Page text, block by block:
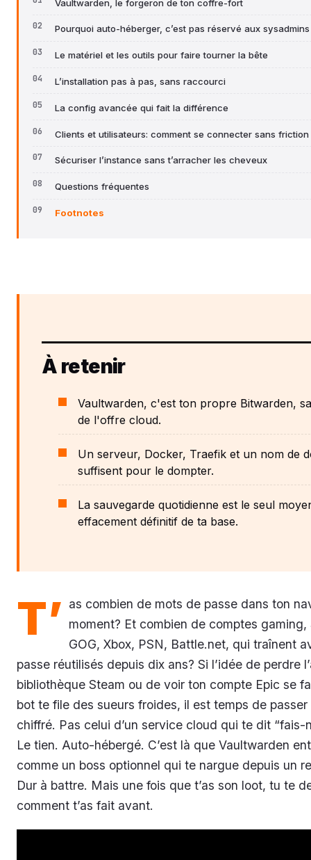
Vaultwarden, le forgeron de ton coffre-fort
Pourquoi auto-héberger, c’est pas réservé aux sysadmins
Le matériel et les outils pour faire tourner la bête
L’installation pas à pas, sans raccourci
La config avancée qui fait la différence
Clients et utilisateurs: comment se connecter sans friction
Sécuriser l’instance sans t’arracher les cheveux
Questions fréquentes
Footnotes
À retenir
Vaultwarden, c'est ton propre Bitwarden,
de l'offre cloud.
Un serveur, Docker, Traefik et un nom de
suffisent pour le dompter.
La sauvegarde quotidienne est le seul
effacement définitif de ta base.
T’ as combien de mots de passe dans ton
moment? Et combien de comptes gaming,
GOG, Xbox, PSN, Battle.net, qui traînent
passe réutilisés depuis dix ans? Si l’idée de perdre
bibliothèque Steam ou de voir ton compte Epic se
bot te file des sueurs froides, il est temps de
chiffré. Pas celui d’un service cloud qui te dit “fais-
Le tien. Auto-hébergé. C’est là que Vaultwarden
comme un boss optionnel qui te nargue depuis un
Dur à battre. Mais une fois que t’as son loot, tu te
comment t’as fait avant.